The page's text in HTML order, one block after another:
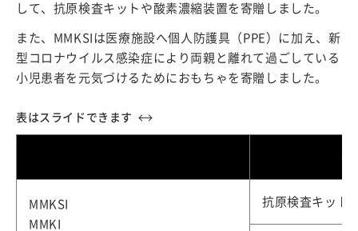
して、抗原検査キットや酸素濃縮装置を寄贈しました。
また、MMKSIは医療施設へ個人防護具（PPE）に加え、新
型コロナウイルス感染症により両親と離れて過ごしている
小児患者を元気づけるためにおもちゃを寄贈しました。
寄
MMKSI
MMKI
抗原検査キット